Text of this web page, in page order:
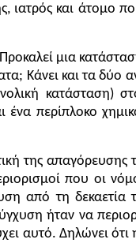
ιατρός και
μια
Κάνει και τα
κατάσταση)
περίπλοκο
της απαγόρευσης
που οι
από τη
ήταν να
αυτό. Δηλώνει